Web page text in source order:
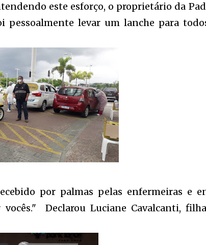
este esforço, o proprietário da
pessoalmente levar um lanche para
por palmas pelas enfermeiras e
Declarou Luciane Cavalcanti,